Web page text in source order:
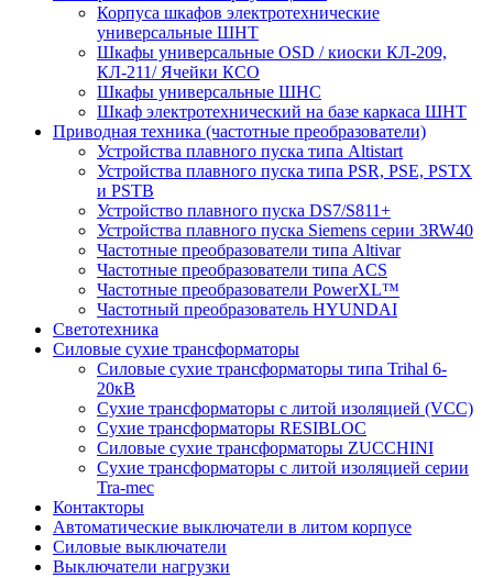
Корпуса шкафов электротехнические
универсальные ШНТ
Шкафы универсальные OSD / киоски КЛ-209,
КЛ-211/ Ячейки КСО
Шкафы универсальные ШНС
Шкаф электротехнический на базе каркаса ШНТ
Приводная техника (частотные преобразователи)
Устройства плавного пуска типа Altistart
Устройства плавного пуска типа PSR, PSE, PSTX
и PSTB
Устройство плавного пуска DS7/S811+
Устройства плавного пуска Siemens серии 3RW40
Частотные преобразователи типа Altivar
Частотные преобразователи типа ACS
Частотные преобразователи PowerXL™
Частотный преобразователь HYUNDAI
Светотехника
Силовые сухие трансформаторы
Силовые сухие трансформаторы типа Trihal 6-
20кВ
Сухие трансформаторы с литой изоляцией (VCC)
Сухие трансформаторы RESIBLOC
Силовые сухие трансформаторы ZUCCHINI
Сухие трансформаторы с литой изоляцией серии
Tra-mec
Контакторы
Автоматические выключатели в литом корпусе
Силовые выключатели
Выключатели нагрузки